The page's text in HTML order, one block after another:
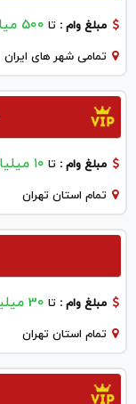
مبلغ وام : تا 500 میلیون
تمامی شهر های ایران
مبلغ وام : تا ۱۰ میلیارد
تمام استان تهران
مبلغ وام : تا 30 میلیارد
تمام استان تهران